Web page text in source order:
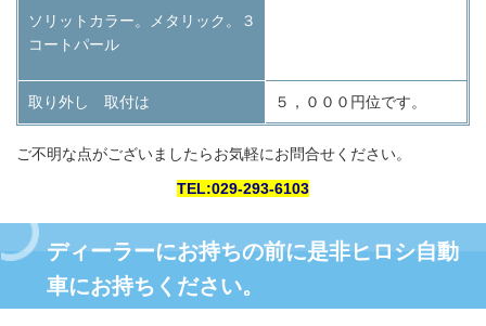
ソリットカラー。メタリック。３
コートパール
取り外し 取付は ５，０００円位です。
ご不明な点がございましたらお気軽にお問合せください。
TEL:029-293-6103
ディーラーにお持ちの前に是非ヒロシ自動
車にお持ちください。